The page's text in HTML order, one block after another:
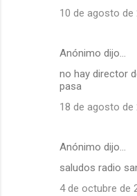
10 de agosto de
Anónimo dijo…
no hay director
pasa
18 de agosto de
Anónimo dijo…
saludos radio
4 de octubre de